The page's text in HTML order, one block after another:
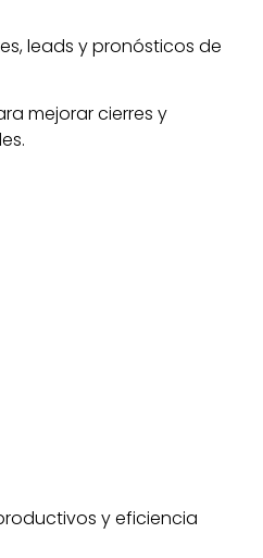
leads y pronósticos de
mejorar cierres y
y eficiencia